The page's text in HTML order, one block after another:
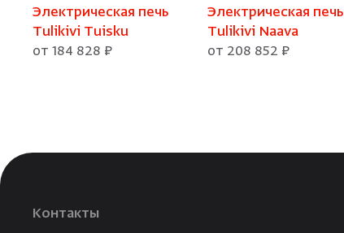
Электрическая печь
Tulikivi Tuisku
от 184 828 ₽
Электрическая печь
Tulikivi Naava
от 208 852 ₽
Контакты